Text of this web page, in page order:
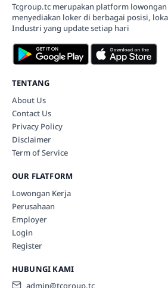
Tcgroup.tc merupakan platform
menyediakan loker di berbagai posisi,
Industri yang update setiap hari
TENTANG
About Us
Contact Us
Privacy Policy
Disclaimer
Term of Service
OUR FLATFORM
Lowongan Kerja
Perusahaan
Employer
Login
Register
HUBUNGI KAMI
admin@tcgroup.tc